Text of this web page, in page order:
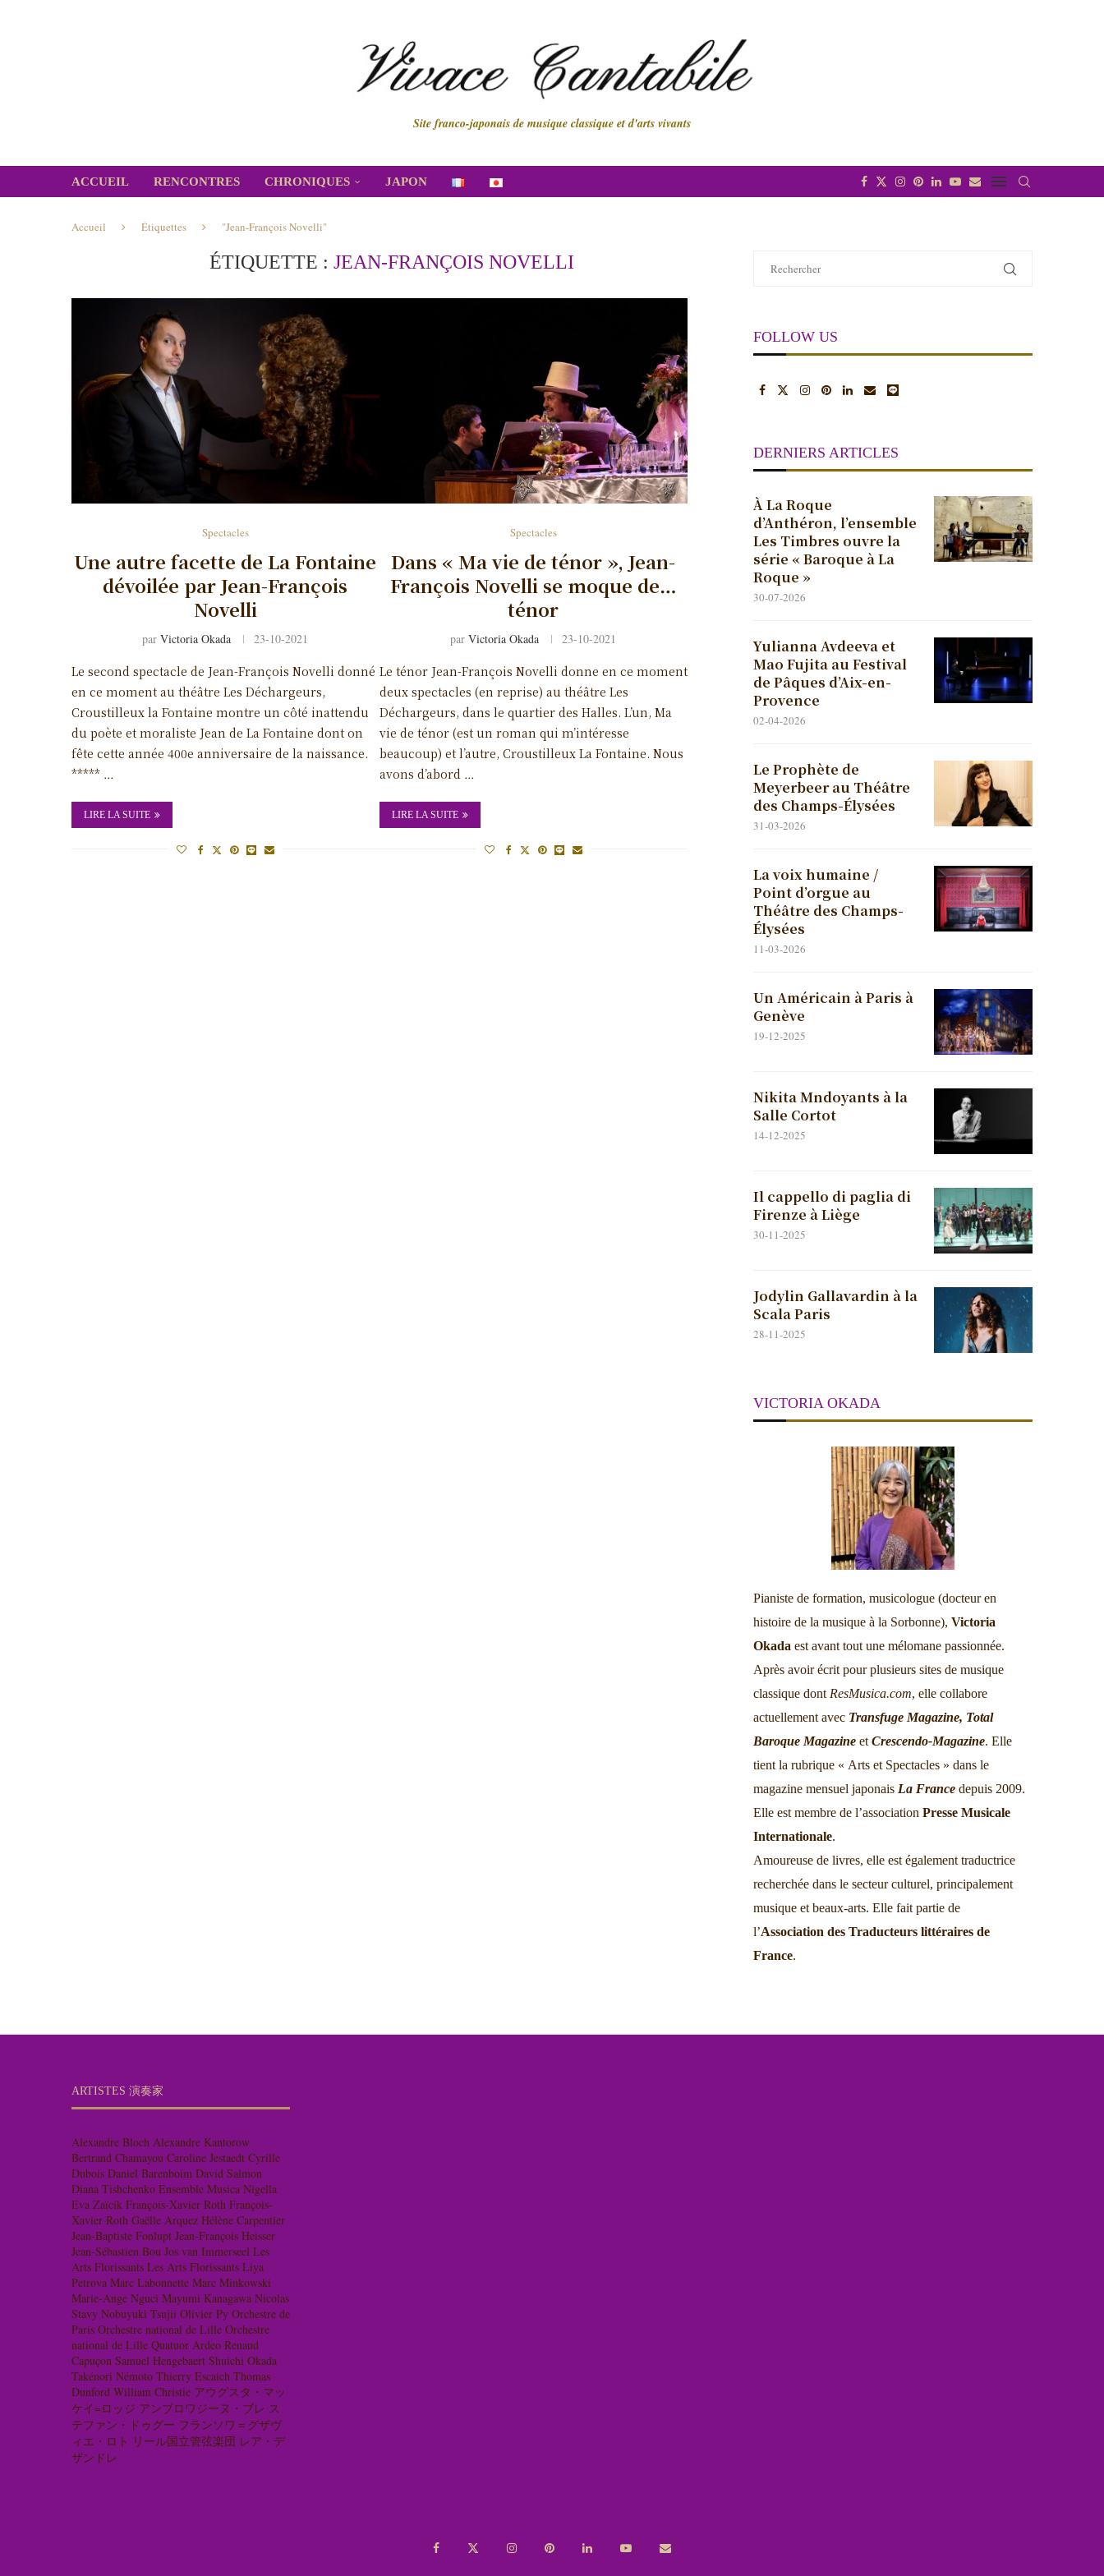
Site franco-japonais de musique classique et d'arts vivants
ACCUEIL RENCONTRES CHRONIQUES JAPON
Accueil Étiquettes "Jean-François Novelli"
ÉTIQUETTE : JEAN-FRANÇOIS NOVELLI
Spectacles
Une autre facette de La Fontaine
dévoilée par Jean-François
Novelli
parVictoria Okada 23-10-2021
Le second spectacle de Jean-François Novelli donné
en ce moment au théâtre Les Déchargeurs,
Croustilleux la Fontaine montre un côté inattendu
du poète et moraliste Jean de La Fontaine dont on
fête cette année 400e anniversaire de la naissance.
***** …
LIRE LA SUITE
Spectacles
Dans « Ma vie de ténor », Jean-
François Novelli se moque de…
ténor
parVictoria Okada 23-10-2021
Le ténor Jean-François Novelli donne en ce moment
deux spectacles (en reprise) au théâtre Les
Déchargeurs, dans le quartier des Halles. L’un, Ma
vie de ténor (est un roman qui m’intéresse
beaucoup) et l’autre, Croustilleux La Fontaine. Nous
avons d’abord …
LIRE LA SUITE
FOLLOW US
DERNIERS ARTICLES
À La Roque
d’Anthéron, l’ensemble
Les Timbres ouvre la
série « Baroque à La
Roque »
30-07-2026
Yulianna Avdeeva et
Mao Fujita au Festival
de Pâques d’Aix-en-
Provence
02-04-2026
Le Prophète de
Meyerbeer au Théâtre
des Champs-Élysées
31-03-2026
La voix humaine /
Point d’orgue au
Théâtre des Champs-
Élysées
11-03-2026
Un Américain à Paris à
Genève
19-12-2025
Nikita Mndoyants à la
Salle Cortot
14-12-2025
Il cappello di paglia di
Firenze à Liège
30-11-2025
Jodylin Gallavardin à la
Scala Paris
28-11-2025
VICTORIA OKADA
Pianiste de formation, musicologue (docteur en
histoire de la musique à la Sorbonne), Victoria
Okada est avant tout une mélomane passionnée.
Après avoir écrit pour plusieurs sites de musique
classique dont ResMusica.com, elle collabore
actuellement avec Transfuge Magazine, Total
Baroque Magazine et Crescendo-Magazine. Elle
tient la rubrique « Arts et Spectacles » dans le
magazine mensuel japonais La France depuis 2009.
Elle est membre de l’association Presse Musicale
Internationale.
Amoureuse de livres, elle est également traductrice
recherchée dans le secteur culturel, principalement
musique et beaux-arts. Elle fait partie de
l’Association des Traducteurs littéraires de
France.
ARTISTES 演奏家
Alexandre Bloch Alexandre Kantorow
Bertrand Chamayou Caroline Jestaedt Cyrille
Dubois Daniel Barenboim David Salmon
Diana Tishchenko Ensemble Musica Nigella
Eva Zaïcik François-Xavier Roth François-
Xavier Roth Gaëlle Arquez Hélène Carpentier
Jean-Baptiste Fonlupt Jean-François Heisser
Jean-Sébastien Bou Jos van Immerseel Les
Arts Florissants Les Arts Florissants Liya
Petrova Marc Labonnette Marc Minkowski
Marie-Ange Nguci Mayumi Kanagawa Nicolas
Stavy Nobuyuki Tsujii Olivier Py Orchestre de
Paris Orchestre national de Lille Orchestre
national de Lille Quatuor Ardeo Renaud
Capuçon Samuel Hengebaert Shuichi Okada
Takénori Némoto Thierry Escaich Thomas
Dunford William Christie アウグスタ・マッ
ケイ=ロッジ アンブロワジーヌ・ブレ ス
テファン・ドゥグー フランソワ＝グザヴ
ィエ・ロト リール国立管弦楽団 レア・デ
ザンドレ